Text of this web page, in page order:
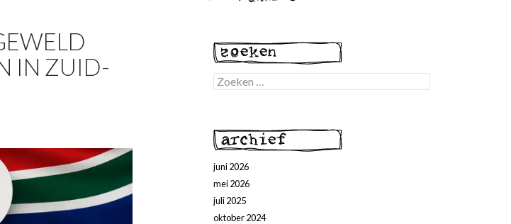
IN ZUID-
Zoeken
naar:
juni 2026
mei 2026
juli 2025
oktober 2024